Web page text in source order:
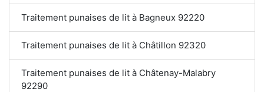
Traitement punaises de lit à Bagneux 92220
Traitement punaises de lit à Châtillon 92320
Traitement punaises de lit à Châtenay-Malabry
92290